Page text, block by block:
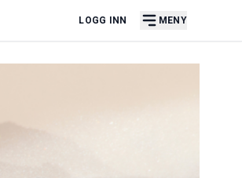
LOGG INN MENY